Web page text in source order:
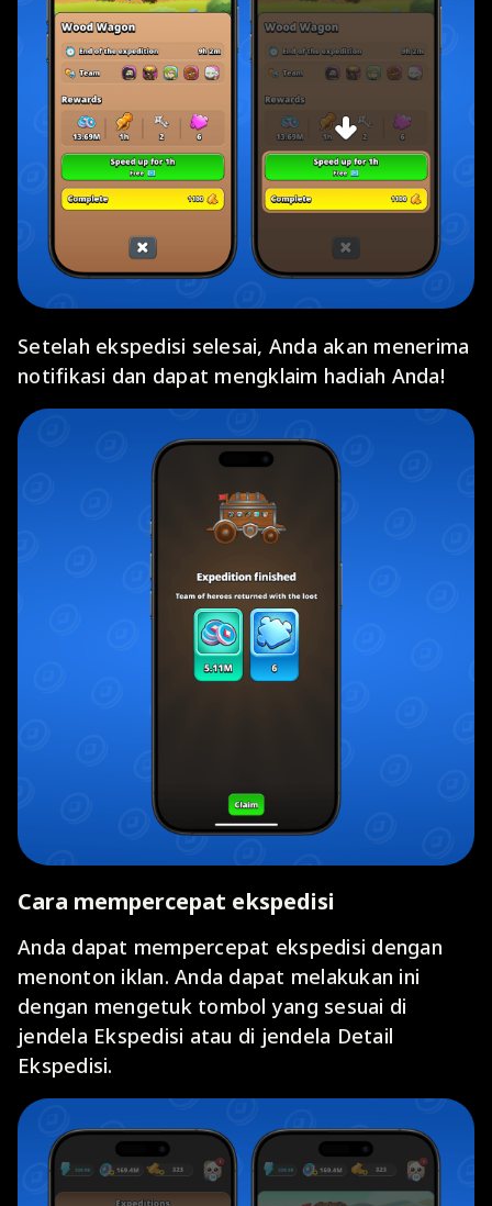
Setelah ekspedisi selesai, Anda akan menerima
notifikasi dan dapat mengklaim hadiah Anda!
Cara mempercepat ekspedisi
Anda dapat mempercepat ekspedisi dengan
menonton iklan. Anda dapat melakukan ini
dengan mengetuk tombol yang sesuai di
jendela Ekspedisi atau di jendela Detail
Ekspedisi.